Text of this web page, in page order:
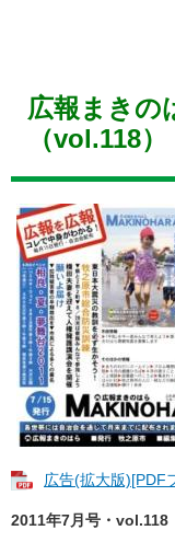
広報まき
（vol.118）
広告(拡大版)[PDF
2011年7月号・vol.118